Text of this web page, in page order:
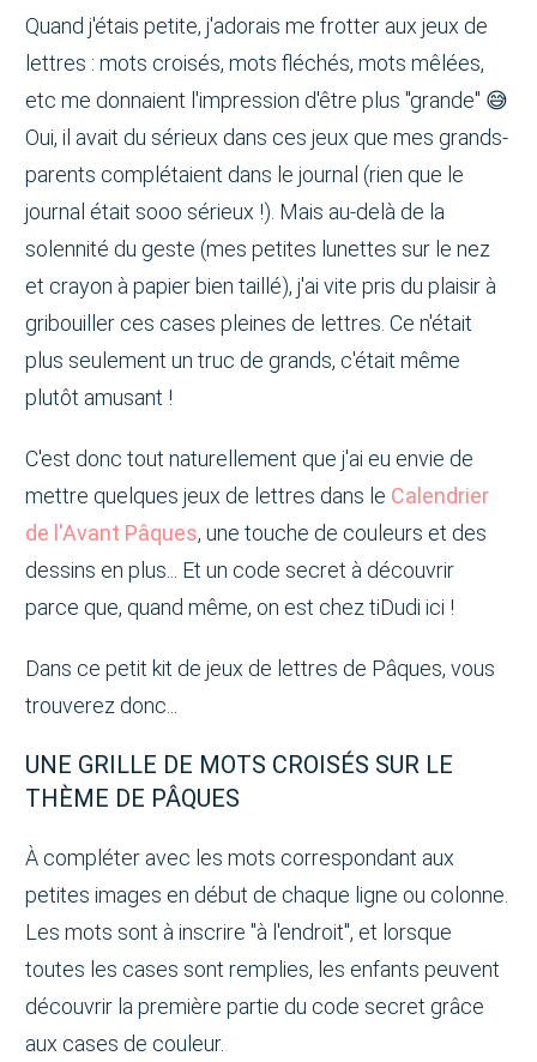
Quand j'étais petite, j'adorais me frotter aux jeux de
lettres : mots croisés, mots fléchés, mots mêlées,
etc me donnaient l'impression d'être plus "grande" 😅
Oui, il avait du sérieux dans ces jeux que mes grands-
parents complétaient dans le journal (rien que le
journal était sooo sérieux !). Mais au-delà de la
solennité du geste (mes petites lunettes sur le nez
et crayon à papier bien taillé), j'ai vite pris du plaisir à
gribouiller ces cases pleines de lettres. Ce n'était
plus seulement un truc de grands, c'était même
plutôt amusant !
C'est donc tout naturellement que j'ai eu envie de
mettre quelques jeux de lettres dans le Calendrier
de l'Avant Pâques, une touche de couleurs et des
dessins en plus... Et un code secret à découvrir
parce que, quand même, on est chez tiDudi ici !
Dans ce petit kit de jeux de lettres de Pâques, vous
trouverez donc...
UNE GRILLE DE MOTS CROISÉS SUR LE
THÈME DE PÂQUES
À compléter avec les mots correspondant aux
petites images en début de chaque ligne ou colonne.
Les mots sont à inscrire "à l'endroit", et lorsque
toutes les cases sont remplies, les enfants peuvent
découvrir la première partie du code secret grâce
aux cases de couleur.